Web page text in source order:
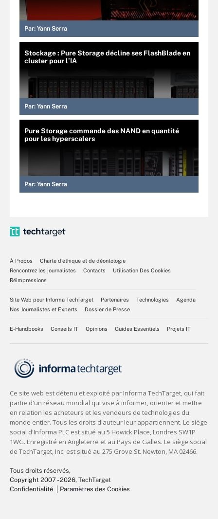
Par: Yann Serra
Stockage : Pure Storage décline ses FlashBlade en
cluster pour l’IA
Par: Yann Serra
Pure Storage commande des NAND en quantité
pour les hyperscalers
Par: Yann Serra
À Propos
Charte d’éthique et de déontologie
Rencontrez les journalistes
Contacts
Utilisation Des Cookies
Réimpressions
Site Web pour Informa TechTarget Partenaires Technologies
Agenda
Nos Journalistes et Experts
Dossier de Presse
E-Handbooks Conseils IT Opinions Guides Essentiels Projets IT
Tous droits réservés,
Copyright 2007 - 2026, TechTarget
Confidentialité
Paramètres des Cookies